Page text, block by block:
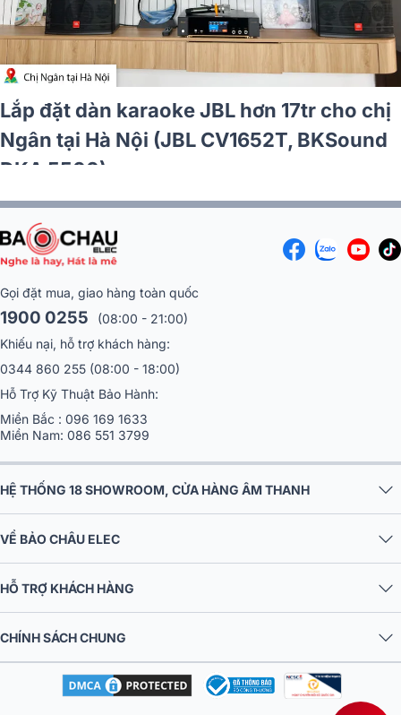
Lắp đặt dàn karaoke JBL hơn 17tr cho chị
Ngân tại Hà Nội (JBL CV1652T, BKSound
DKA 5500)
Gọi đặt mua, giao hàng toàn quốc
1900 0255
(08:00 - 21:00)
Khiếu nại, hỗ trợ khách hàng:
0344 860 255 (08:00 - 18:00)
Hỗ Trợ Kỹ Thuật Bảo Hành:
Miền Bắc : 096 169 1633
Miền Nam: 086 551 3799
HỆ THỐNG 18 SHOWROOM, CỬA HÀNG ÂM THANH
VỀ BẢO CHÂU ELEC
HỖ TRỢ KHÁCH HÀNG
CHÍNH SÁCH CHUNG